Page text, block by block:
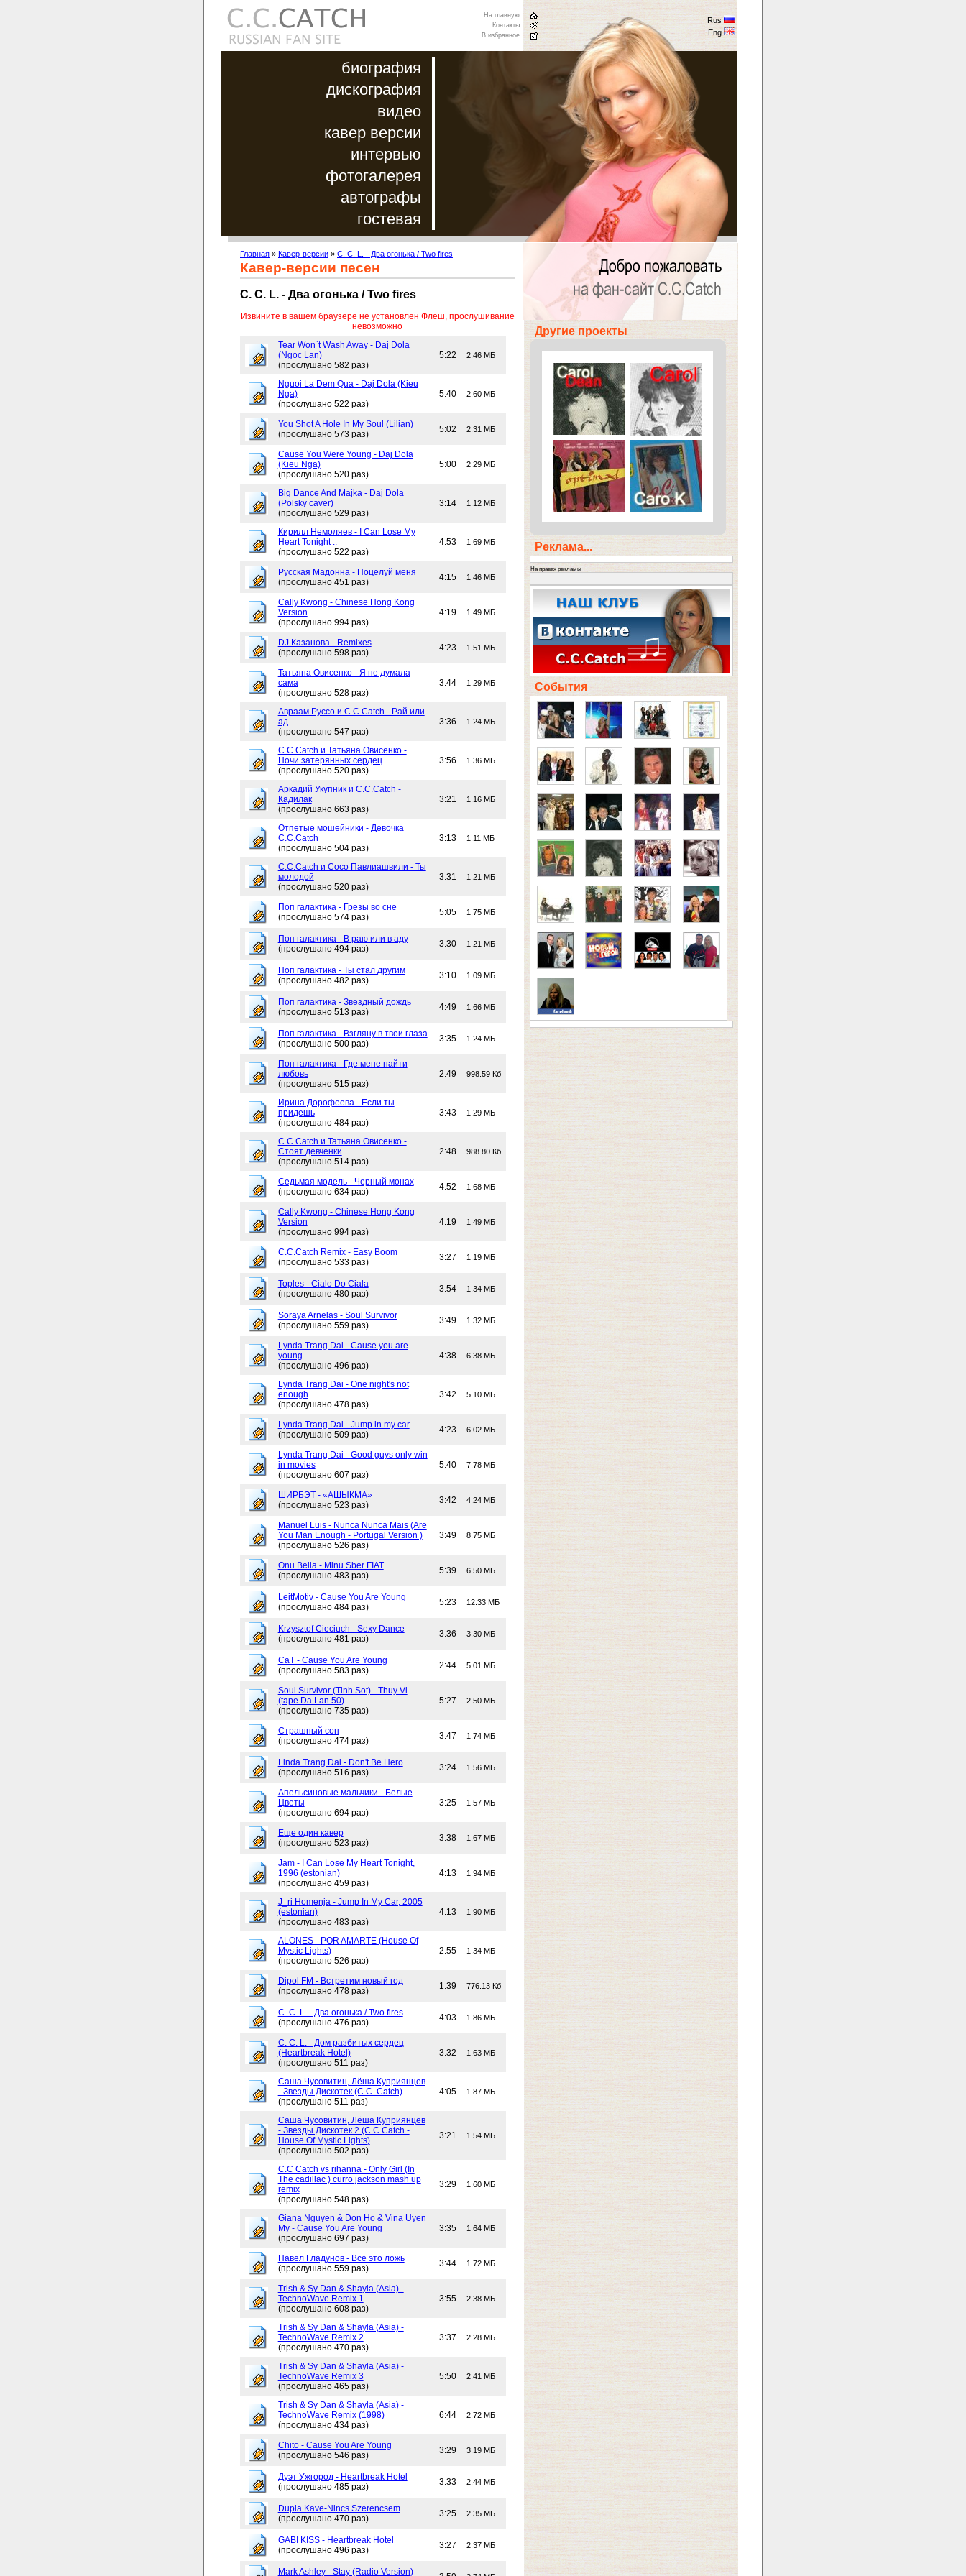
биография
дискография
видео
кавер версии
интервью
фотогалерея
автографы
гостевая
На главную
Контакты
В избранное
Rus
Eng
Главная » Кавер-версии » C. C. L. - Два огонька / Two fires
Кавер-версии песен
C. C. L. - Два огонька / Two fires
Извините в вашем браузере не установлен Флеш, прослушивание
невозможно
Tear Won`t Wash Away - Daj Dola
(Ngoc Lan)
(прослушано 582 раз)
5:22 2.46 МБ
Nguoi La Dem Qua - Daj Dola (Kieu
Nga)
(прослушано 522 раз)
5:40 2.60 МБ
You Shot A Hole In My Soul (Lilian)
(прослушано 573 раз)
5:02 2.31 МБ
Cause You Were Young - Daj Dola
(Kieu Nga)
(прослушано 520 раз)
5:00 2.29 МБ
Big Dance And Majka - Daj Dola
(Polsky caver)
(прослушано 529 раз)
3:14 1.12 МБ
Кирилл Немоляев - I Can Lose My
Heart Tonight ..
(прослушано 522 раз)
4:53 1.69 МБ
Русская Мадонна - Поцелуй меня
(прослушано 451 раз)
4:15 1.46 МБ
Cally Kwong - Chinese Hong Kong
Version
(прослушано 994 раз)
4:19 1.49 МБ
DJ Казанова - Remixes
(прослушано 598 раз)
4:23 1.51 МБ
Татьяна Овисенко - Я не думала
сама
(прослушано 528 раз)
3:44 1.29 МБ
Авраам Руссо и C.C.Catch - Рай или
ад
(прослушано 547 раз)
3:36 1.24 МБ
C.C.Catch и Татьяна Овисенко -
Ночи затерянных сердец
(прослушано 520 раз)
3:56 1.36 МБ
Аркадий Укупник и C.C.Catch -
Кадилак
(прослушано 663 раз)
3:21 1.16 МБ
Отпетые мошейники - Девочка
C.C.Catch
(прослушано 504 раз)
3:13 1.11 МБ
C.C.Catch и Сосо Павлиашвили - Ты
молодой
(прослушано 520 раз)
3:31 1.21 МБ
Поп галактика - Грезы во сне
(прослушано 574 раз)
5:05 1.75 МБ
Поп галактика - В раю или в аду
(прослушано 494 раз)
3:30 1.21 МБ
Поп галактика - Ты стал другим
(прослушано 482 раз)
3:10 1.09 МБ
Поп галактика - Звездный дождь
(прослушано 513 раз)
4:49 1.66 МБ
Поп галактика - Взгляну в твои глаза
(прослушано 500 раз)
3:35 1.24 МБ
Поп галактика - Где мене найти
любовь
(прослушано 515 раз)
2:49 998.59 Кб
Ирина Дорофеева - Если ты
придешь
(прослушано 484 раз)
3:43 1.29 МБ
C.C.Catch и Татьяна Овисенко -
Стоят девченки
(прослушано 514 раз)
2:48 988.80 Кб
Седьмая модель - Черный монах
(прослушано 634 раз)
4:52 1.68 МБ
Cally Kwong - Chinese Hong Kong
Version
(прослушано 994 раз)
4:19 1.49 МБ
C.C.Catch Remix - Easy Boom
(прослушано 533 раз)
3:27 1.19 МБ
Toples - Cialo Do Ciala
(прослушано 480 раз)
3:54 1.34 МБ
Soraya Arnelas - Soul Survivor
(прослушано 559 раз)
3:49 1.32 МБ
Lynda Trang Dai - Cause you are
young
(прослушано 496 раз)
4:38 6.38 МБ
Lynda Trang Dai - One night's not
enough
(прослушано 478 раз)
3:42 5.10 МБ
Lynda Trang Dai - Jump in my car
(прослушано 509 раз)
4:23 6.02 МБ
Lynda Trang Dai - Good guys only win
in movies
(прослушано 607 раз)
5:40 7.78 МБ
ШИРБЭТ - «АШЫКМА»
(прослушано 523 раз)
3:42 4.24 МБ
Manuel Luis - Nunca Nunca Mais (Are
You Man Enough - Portugal Version )
(прослушано 526 раз)
3:49 8.75 МБ
Onu Bella - Minu Sber FIAT
(прослушано 483 раз)
5:39 6.50 МБ
LeitMotiv - Cause You Are Young
(прослушано 484 раз)
5:23 12.33 МБ
Krzysztof Cieciuch - Sexy Dance
(прослушано 481 раз)
3:36 3.30 МБ
CaT - Cause You Are Young
(прослушано 583 раз)
2:44 5.01 МБ
Soul Survivor (Tinh Sot) - Thuy Vi
(tape Da Lan 50)
(прослушано 735 раз)
5:27 2.50 МБ
Страшный сон
(прослушано 474 раз)
3:47 1.74 МБ
Linda Trang Dai - Don't Be Hero
(прослушано 516 раз)
3:24 1.56 МБ
Апельсиновые мальчики - Белые
Цветы
(прослушано 694 раз)
3:25 1.57 МБ
Еще один кавер
(прослушано 523 раз)
3:38 1.67 МБ
Jam - I Can Lose My Heart Tonight,
1996 (estonian)
(прослушано 459 раз)
4:13 1.94 МБ
J_ri Homenja - Jump In My Car, 2005
(estonian)
(прослушано 483 раз)
4:13 1.90 МБ
ALONES - POR AMARTE (House Of
Mystic Lights)
(прослушано 526 раз)
2:55 1.34 МБ
Dipol FM - Встретим новый год
(прослушано 478 раз)
1:39 776.13 Кб
C. C. L. - Два огонька / Two fires
(прослушано 476 раз)
4:03 1.86 МБ
C. C. L. - Дом разбитых сердец
(Heartbreak Hotel)
(прослушано 511 раз)
3:32 1.63 МБ
Саша Чусовитин, Лёша Куприянцев
- Звезды Дискотек (C.C. Catch)
(прослушано 511 раз)
4:05 1.87 МБ
Саша Чусовитин, Лёша Куприянцев
- Звезды Дискотек 2 (C.C.Catch -
House Of Mystic Lights)
(прослушано 502 раз)
3:21 1.54 МБ
C.C Catch vs rihanna - Only Girl (In
The cadillac ) curro jackson mash up
remix
(прослушано 548 раз)
3:29 1.60 МБ
Giana Nguyen & Don Ho & Vina Uyen
My - Cause You Are Young
(прослушано 697 раз)
3:35 1.64 МБ
Павел Гладунов - Все это ложь
(прослушано 559 раз)
3:44 1.72 МБ
Trish & Sy Dan & Shayla (Asia) -
TechnoWave Remix 1
(прослушано 608 раз)
3:55 2.38 МБ
Trish & Sy Dan & Shayla (Asia) -
TechnoWave Remix 2
(прослушано 470 раз)
3:37 2.28 МБ
Trish & Sy Dan & Shayla (Asia) -
TechnoWave Remix 3
(прослушано 465 раз)
5:50 2.41 МБ
Trish & Sy Dan & Shayla (Asia) -
TechnoWave Remix (1998)
(прослушано 434 раз)
6:44 2.72 МБ
Chito - Cause You Are Young
(прослушано 546 раз)
3:29 3.19 МБ
Дуэт Ужгород - Heartbreak Hotel
(прослушано 485 раз)
3:33 2.44 МБ
Dupla Kave-Nincs Szerencsem
(прослушано 470 раз)
3:25 2.35 МБ
GABI KISS - Heartbreak Hotel
(прослушано 496 раз)
3:27 2.37 МБ
Mark Ashley - Stay (Radio Version)
Другие проекты
Реклама...
На правах рекламы
События